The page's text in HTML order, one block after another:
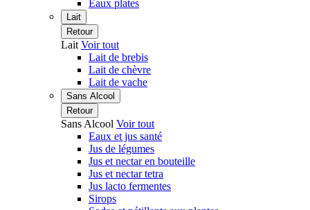
Eaux plates
Lait
Retour
Lait Voir tout
Lait de brebis
Lait de chèvre
Lait de vache
Sans Alcool
Retour
Sans Alcool Voir tout
Eaux et jus santé
Jus de légumes
Jus et nectar en bouteille
Jus et nectar tetra
Jus lacto fermentes
Sirops